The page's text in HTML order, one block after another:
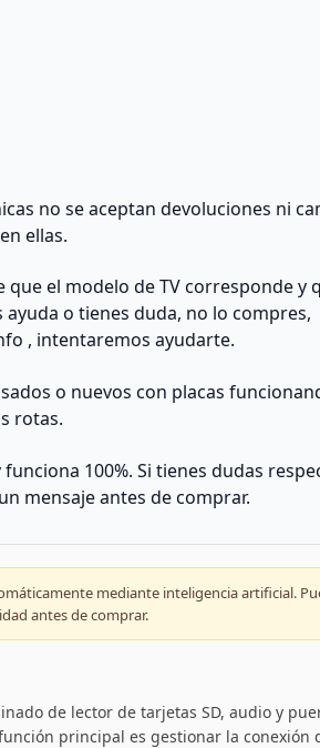
no se aceptan devoluciones ni
ellas.
el modelo de TV corresponde y
o tienes duda, no lo compres,
, intentaremos ayudarte.
o nuevos con placas
rotas.
100%. Si tienes dudas
mensaje antes de comprar.
mediante inteligencia artificial.
antes de comprar.
de lector de tarjetas SD, audio y
principal es gestionar la conexión